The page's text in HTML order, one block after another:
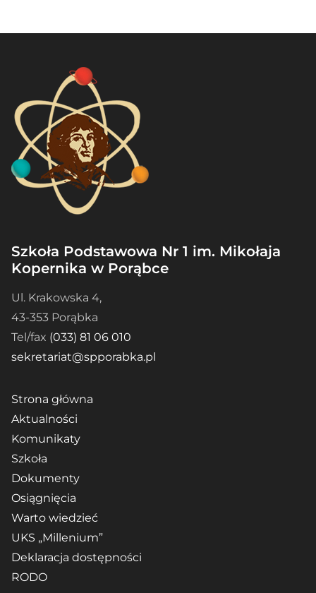
Szkoła Podstawowa Nr 1 im. Mikołaja
Kopernika w Porąbce
Ul. Krakowska 4,
43-353 Porąbka
Tel/fax (033) 81 06 010
sekretariat@spporabka.pl
Strona główna
Aktualności
Komunikaty
Szkoła
Dokumenty
Osiągnięcia
Warto wiedzieć
UKS „Millenium”
Deklaracja dostępności
RODO